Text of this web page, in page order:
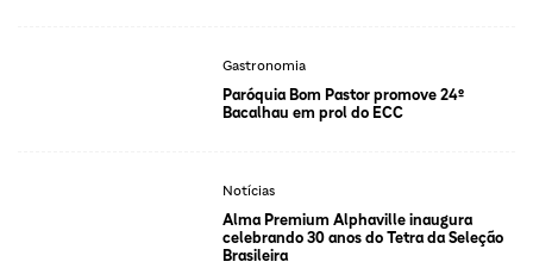
Gastronomia
Paróquia Bom Pastor promove 24º
Bacalhau em prol do ECC
Notícias
Alma Premium Alphaville inaugura
celebrando 30 anos do Tetra da Seleção
Brasileira